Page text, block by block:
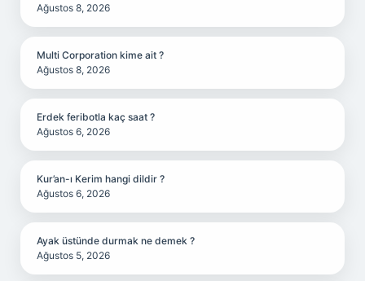
Ağustos 8, 2026
Multi Corporation kime ait ?
Ağustos 8, 2026
Erdek feribotla kaç saat ?
Ağustos 6, 2026
Kur’an-ı Kerim hangi dildir ?
Ağustos 6, 2026
Ayak üstünde durmak ne demek ?
Ağustos 5, 2026